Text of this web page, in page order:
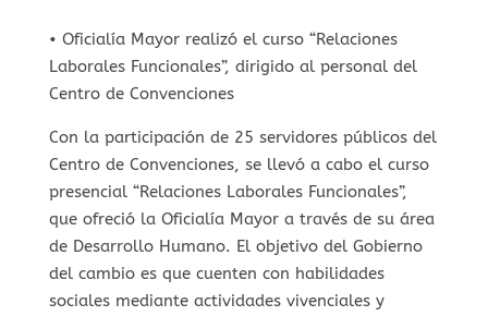
• Oficialía Mayor realizó el curso “Relaciones
Laborales Funcionales”, dirigido al personal del
Centro de Convenciones
Con la participación de 25 servidores públicos del
Centro de Convenciones, se llevó a cabo el curso
presencial “Relaciones Laborales Funcionales”,
que ofreció la Oficialía Mayor a través de su área
de Desarrollo Humano. El objetivo del Gobierno
del cambio es que cuenten con habilidades
sociales mediante actividades vivenciales y